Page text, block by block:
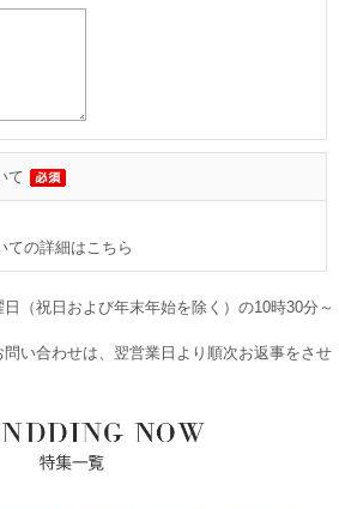
て
ての詳細はこちら
（祝日および年末年始を除く）の10時30分～
い合わせは、翌営業日より順次お返事をさせ